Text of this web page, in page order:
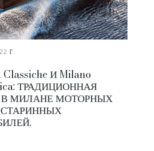
Г.
Classiche И Milano
ТРАДИЦИОННАЯ
В МИЛАНЕ МОТОРНЫХ